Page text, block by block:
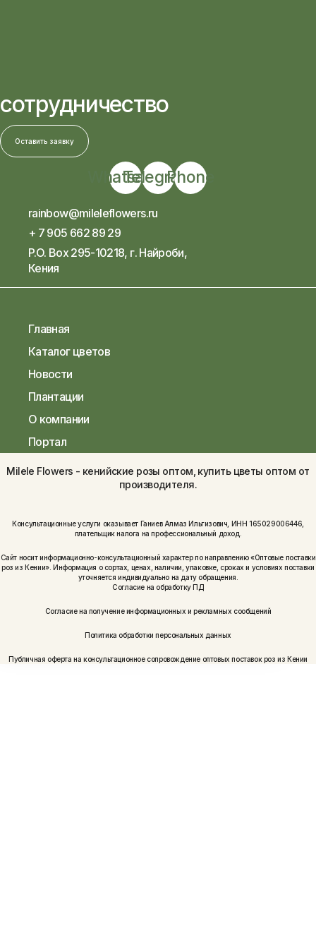
сотрудничество
Оставить заявку
Whatsapp
Telegram
Phone
rainbow@mileleflowers.ru
+ 7 905 662 89 29
P.O. Box 295-10218, г. Найроби,
Кения
Главная
Каталог цветов
Новости
Плантации
О компании
Портал
Milele Flowers - кенийские розы оптом, купить цветы оптом от
производителя.
Консультационные услуги оказывает Ганиев Алмаз Ильгизович, ИНН 165029006446,
плательщик налога на профессиональный доход.
Сайт носит информационно-консультационный характер по направлению «Оптовые поставки
роз из Кении». Информация о сортах, ценах, наличии, упаковке, сроках и условиях поставки
уточняется индивидуально на дату обращения.
Согласие на обработку ПД
Согласие на получение информационных и рекламных сообщений
Политика обработки персональных данных
Публичная оферта на консультационное сопровождение оптовых поставок роз из Кении